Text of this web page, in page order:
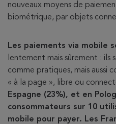
nouveaux moyens de
biométrique, par objets
Les paiements via mobile
lentement mais sûrement :
comme pratiques, mais aussi
« à la page », libre ou
Espagne (23%), et en
consommateurs sur 10
mobile pour payer. Les